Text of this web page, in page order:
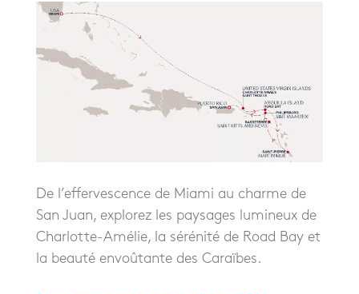
De l’effervescence de Miami au charme de
San Juan, explorez les paysages lumineux de
Charlotte-Amélie, la sérénité de Road Bay et
la beauté envoûtante des Caraïbes.